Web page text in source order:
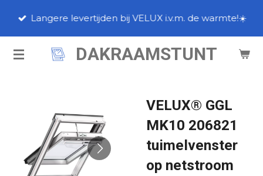
de
DAKRAAMSTUNT
Langere levertijden bij VELUX i.v.m. de warmte!☀️
VELUX® GGL
MK10 206821
tuimelvenster
op netstroom